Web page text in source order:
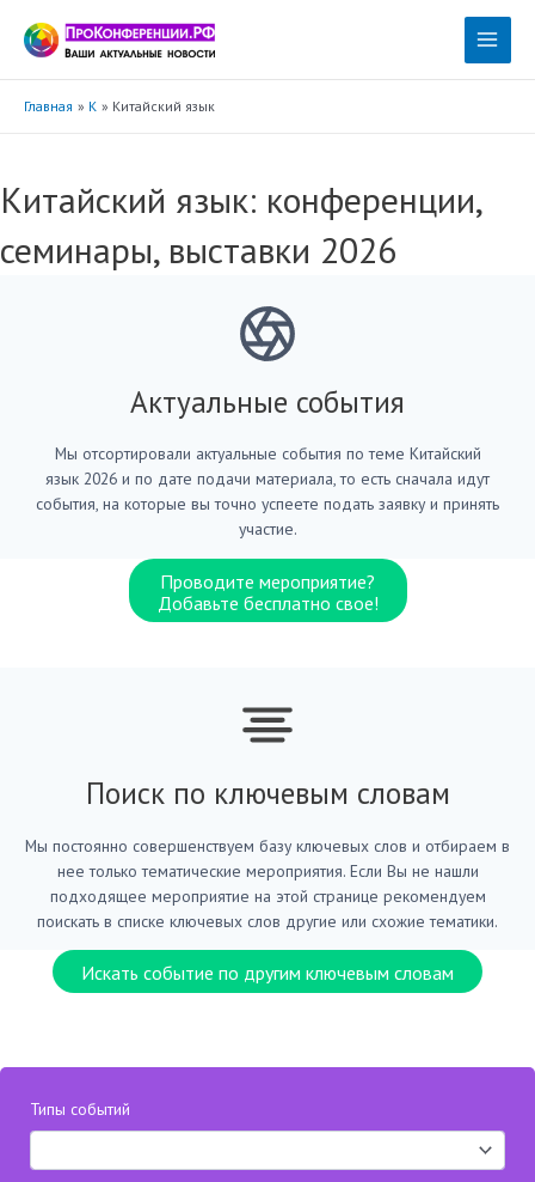
содержимому
Main
Главная К Китайский язык
Китайский язык: конференции,
семинары, выставки 2026
Актуальные события
Мы отсортировали актуальные события по теме Китайский
язык 2026 и по дате подачи материала, то есть сначала идут
события, на которые вы точно успеете подать заявку и принять
участие.
Проводите мероприятие?
Добавьте бесплатно свое!
Поиск по ключевым словам
Мы постоянно совершенствуем базу ключевых слов и отбираем в
нее только тематические мероприятия. Если Вы не нашли
подходящее мероприятие на этой странице рекомендуем
поискать в списке ключевых слов другие или схожие тематики.
Искать событие по другим ключевым словам
Типы событий